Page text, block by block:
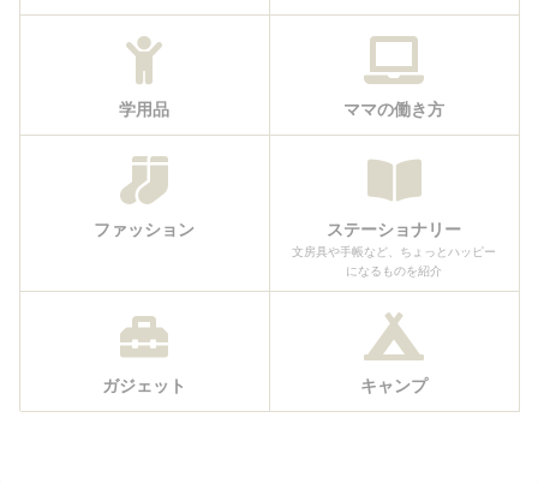
学用品 ママの働き方
ファッション ステーショナリー
文房具や手帳など、ちょっとハッピー
になるものを紹介
ガジェット キャンプ